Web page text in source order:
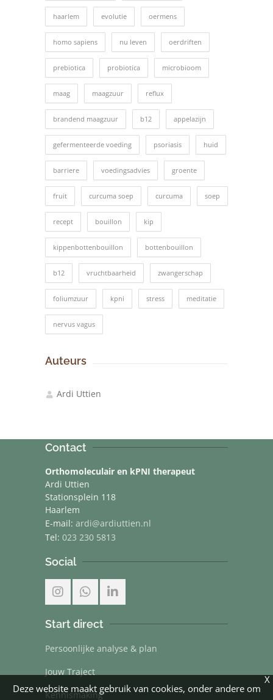
haarlem evolutie oermens
homo sapiens nu leven oerdriften
prebiotica probiotica microbioom
maag maagzuur reflux
brandend maagzuur b12 appelazijn
gefermenteerde voeding psoriasis huid
barriere voedingsadvies groente
fruit curcuma soep curcuma soep
recept bouillon kip
kippenbottenbouillon bottenbouillon
b12 vruchtbaarheid zwangerschap
foliumzuur kpni stress meditatie
nervus vagus
Auteurs
Ardi Uttien
Contact
Orthomoleculair en kPNI therapeut
Ardi Uttien
Stationsplein 118
Haarlem
E-mail: ardi@ardiuttien.nl
Tel: 023 230 5813
Social
Start direct
Persoonlijke analyse & plan
Jouw Traject
Kennismaking
Deze website maakt gebruik van cookies, onder andere om
X